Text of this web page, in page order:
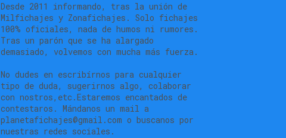
Desde 2011 informando, tras la unión de
Milfichajes y Zonafichajes. Solo fichajes
100% oficiales, nada de humos ni rumores.
Tras un parón que se ha alargado
demasiado, volvemos con mucha más fuerza.
No dudes en escribírnos para cualquier
tipo de duda, sugerirnos algo, colaborar
con nostros,etc.Estaremos encantados de
contestaros. Mándanos un mail a
planetafichajes@gmail.com o buscanos por
nuestras redes sociales.